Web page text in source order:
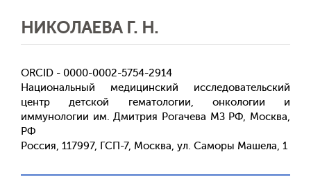
НИКОЛАЕВА Г. Н.
ORCID - 0000-0002-5754-2914
Национальный медицинский исследовательский
центр детской гематологии, онкологии и
иммунологии им. Дмитрия Рогачева МЗ РФ, Москва,
РФ
Россия, 117997, ГСП-7, Москва, ул. Саморы Машела, 1